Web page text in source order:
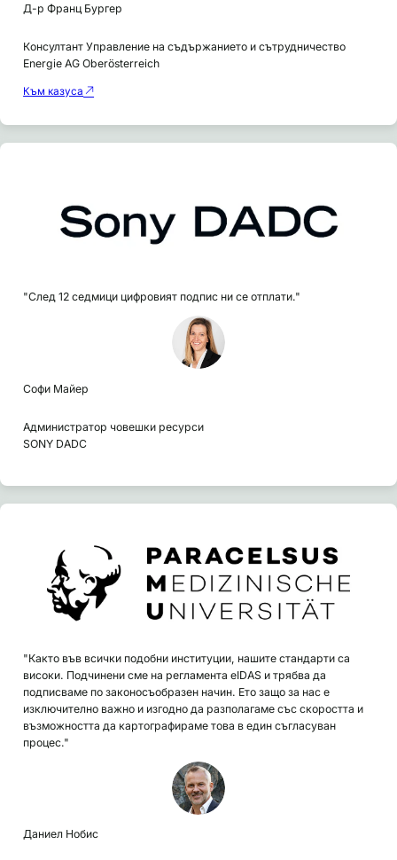
Д-р Франц Бургер
Консултант Управление на съдържанието и сътрудничество
Energie AG Oberösterreich
Към казуса
"След 12 седмици цифровият подпис ни се отплати."
Софи Майер
Администратор човешки ресурси
SONY DADC
"Както във всички подобни институции, нашите стандарти са
високи. Подчинени сме на регламента eIDAS и трябва да
подписваме по законосъобразен начин. Ето защо за нас е
изключително важно и изгодно да разполагаме със скоростта и
възможността да картографираме това в един съгласуван
процес."
Даниел Нобис